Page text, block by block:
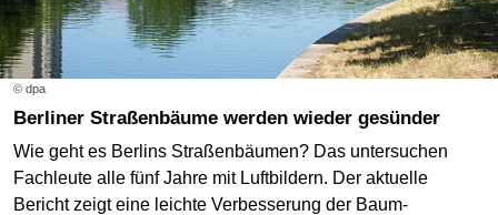
© dpa
Berliner Straßenbäume werden wieder gesünder
Wie geht es Berlins Straßenbäumen? Das untersuchen
Fachleute alle fünf Jahre mit Luftbildern. Der aktuelle
Bericht zeigt eine leichte Verbesserung der Baum-